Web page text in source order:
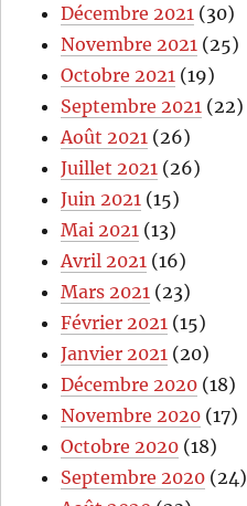
Décembre 2021 (30)
Novembre 2021 (25)
Octobre 2021 (19)
Septembre 2021 (22)
Août 2021 (26)
Juillet 2021 (26)
Juin 2021 (15)
Mai 2021 (13)
Avril 2021 (16)
Mars 2021 (23)
Février 2021 (15)
Janvier 2021 (20)
Décembre 2020 (18)
Novembre 2020 (17)
Octobre 2020 (18)
Septembre 2020 (24)